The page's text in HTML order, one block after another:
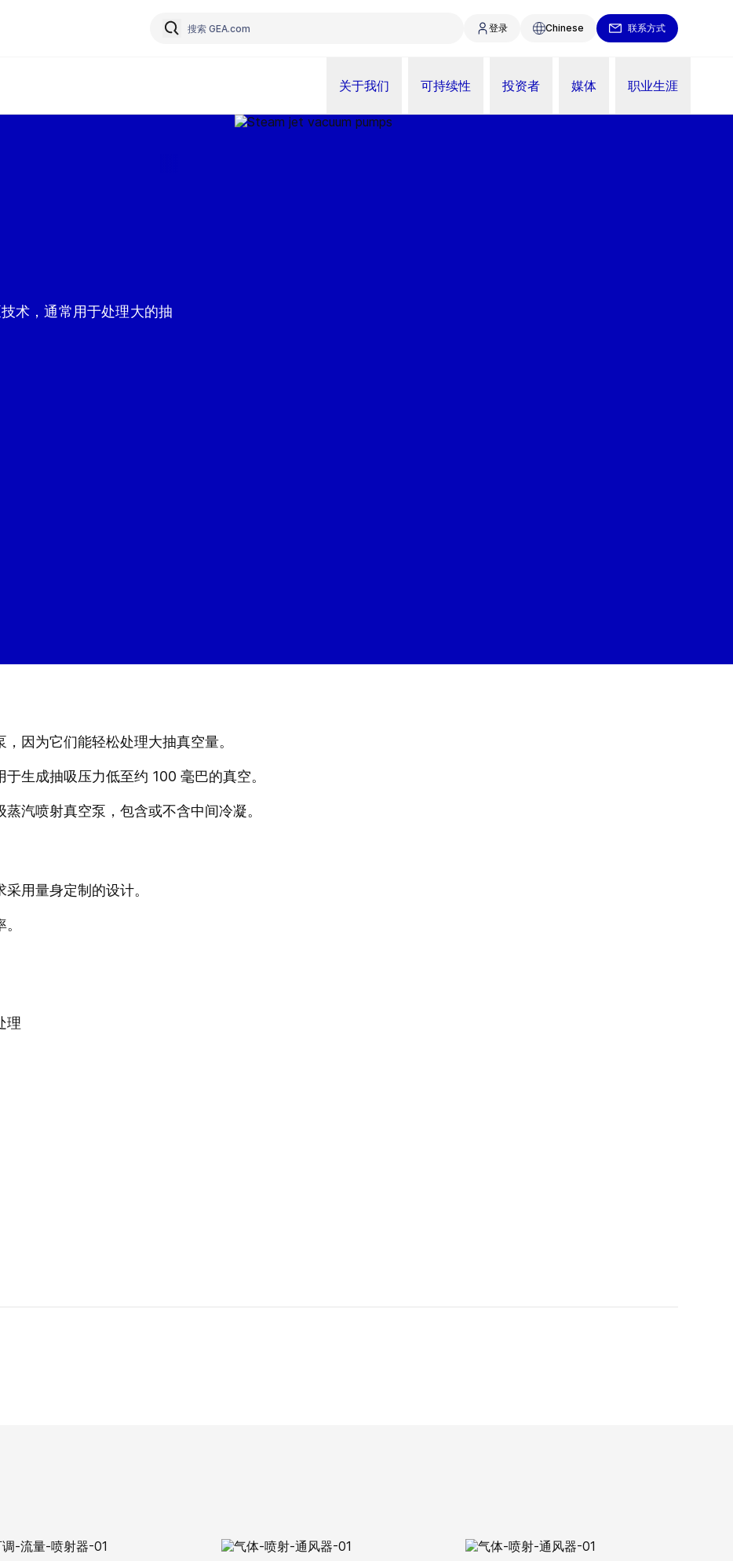
登录 Chinese 联系方式
关于我们 可持续性 投资者 媒体 职业生涯
术，通常用于处理大的抽
因为它们能轻松处理大抽真空量。
生成抽吸压力低至约 100 毫巴的真空。
汽喷射真空泵，包含或不含中间冷凝。
用量身定制的设计。
理